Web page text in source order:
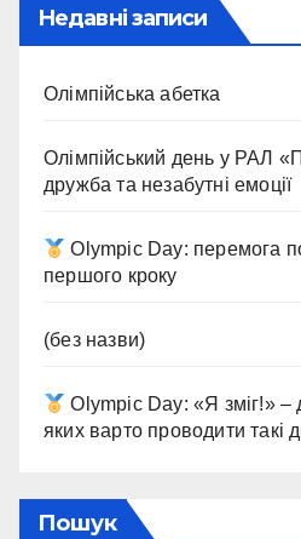
Недавні записи
Олімпійська абетка
Олімпійський день у РАЛ
дружба та незабутні емоції
Olympic Day: перемога
першого кроку
(без назви)
Olympic Day: «Я зміг!» –
яких варто проводити такі
Пошук